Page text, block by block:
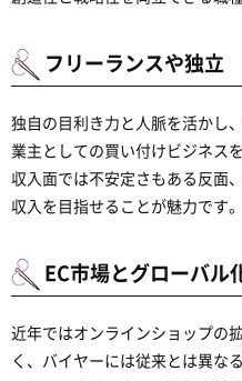
フリーランスや独立
独自の目利き力と人脈を活かし
業主としての買い付けビジネス
収入面では不安定さもある反面
収入を目指せることが魅力です。
EC市場とグローバル
近年ではオンラインショップの
く、バイヤーには従来とは異な